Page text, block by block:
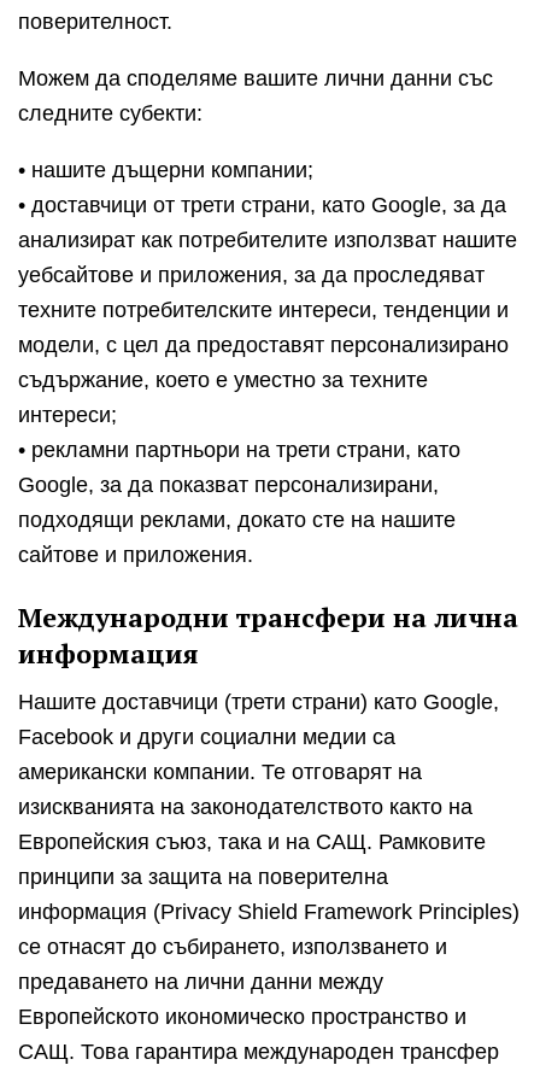
поверителност.
Можем да споделяме вашите лични данни със
следните субекти:
• нашите дъщерни компании;
• доставчици от трети страни, като Google, за да
анализират как потребителите използват нашите
уебсайтове и приложения, за да проследяват
техните потребителските интереси, тенденции и
модели, с цел да предоставят персонализирано
съдържание, което е уместно за техните
интереси;
• рекламни партньори на трети страни, като
Google, за да показват персонализирани,
подходящи реклами, докато сте на нашите
сайтове и приложения.
Международни трансфери на лична
информация
Нашите доставчици (трети страни) като Google,
Facebook и други социални медии са
американски компании. Те отговарят на
изискванията на законодателството както на
Европейския съюз, така и на САЩ. Рамковите
принципи за защита на поверителна
информация (Privacy Shield Framework Principles)
се отнасят до събирането, използването и
предаването на лични данни между
Европейското икономическо пространство и
САЩ. Това гарантира международен трансфер